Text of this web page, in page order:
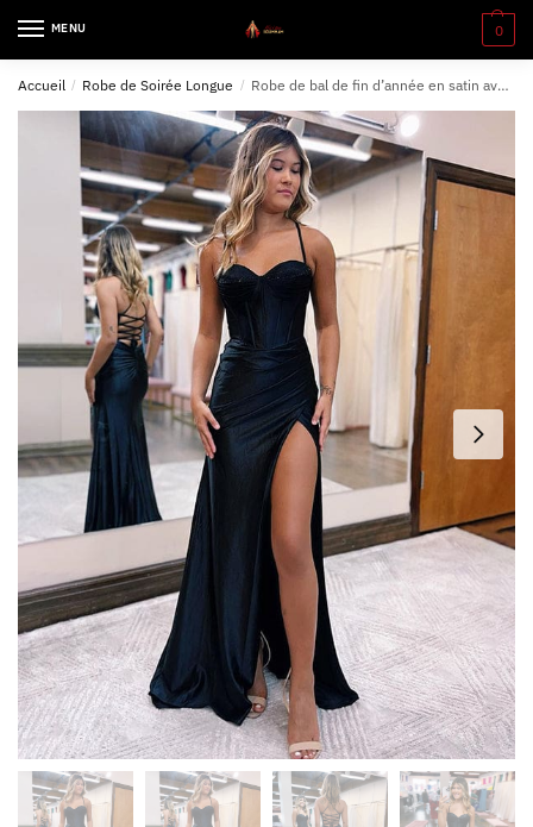
MENU 0
Accueil / Robe de Soirée Longue / Robe de bal de fin d’année en satin avec fente